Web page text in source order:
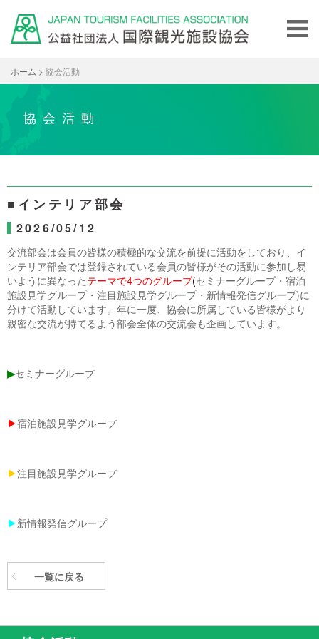
ホーム > 協会活動
協会活動
■インテリア部会
2026/05/12
交流部会は会員の皆様の積極的な交流を前提に活動をしており、イ
ンテリア部会では登録されている会員の皆様がその活動に参加し易
いように異なったテーマで4つのグループ(セミナーグループ・宿泊
施設見学グループ・注目施設見学グループ・新情報発信グループ)に
分けて活動しています。年に一度、協会に所属している皆様がより
親密な交流が持てるよう部会全体の交流会も企画しています。
▶セミナーグループ
▶宿泊施設見学グループ
▶注目施設見学グループ
▶ 新情報発信グループ
一覧に戻る